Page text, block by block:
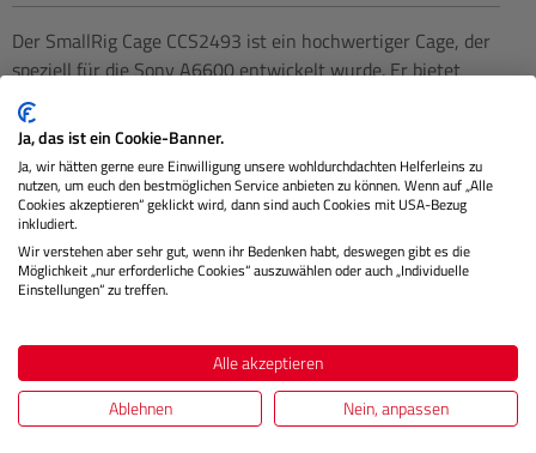
Der SmallRig Cage CCS2493 ist ein hochwertiger Cage, der
speziell für die Sony A6600 entwickelt wurde. Er bietet
nicht nur z…
Herstellerinformationen
Bewertungen
Sie erhalten von uns:
Ja, das ist ein Cookie-Banner.
Ja, wir hätten gerne eure Einwilligung unsere wohldurchdachten Helferleins zu
nutzen, um euch den bestmöglichen Service anbieten zu können. Wenn auf „Alle
Cookies akzeptieren“ geklickt wird, dann sind auch Cookies mit USA-Bezug
inkludiert.
Wir verstehen aber sehr gut, wenn ihr Bedenken habt, deswegen gibt es die
Möglichkeit „nur erforderliche Cookies“ auszuwählen oder auch „Individuelle
Einstellungen“ zu treffen.
Alle akzeptieren
Ablehnen
Nein, anpassen